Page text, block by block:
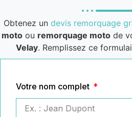
Obtenez un devis remorquage
moto ou remorquage moto de
Velay. Remplissez ce
Votre nom complet